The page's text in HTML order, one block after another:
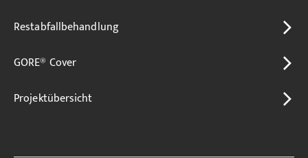
Restabfallbehandlung
GORE® Cover
Projektübersicht